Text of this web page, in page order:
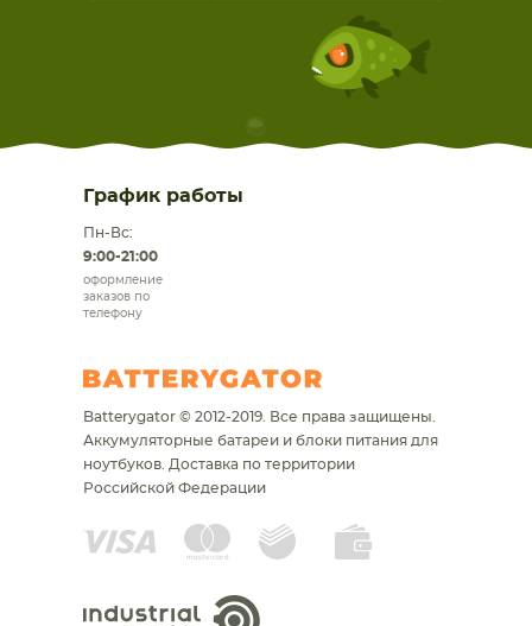
График работы
Пн-Вс:
9:00-21:00
оформление
заказов по
телефону
Batterygator © 2012-2019. Все права защищены.
Аккумуляторные батареи и блоки питания для
ноутбуков. Доставка по территории
Российской Федерации